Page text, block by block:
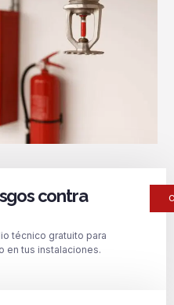
contra
técnico gratuito para
en tus instalaciones.